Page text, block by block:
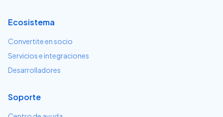
Ecosistema
Convertite en socio
Servicios e integraciones
Desarrolladores
Soporte